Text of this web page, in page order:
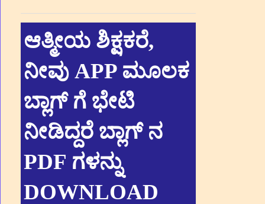
ಆತ್ಮೀಯ ಶಿಕ್ಷಕರೆ,
ನೀವು APP ಮೂಲಕ
ಬ್ಲಾಗ್ ಗೆ ಭೇಟಿ
ನೀಡಿದ್ದರೆ ಬ್ಲಾಗ್ ನ
PDF ಗಳನ್ನು
DOWNLOAD